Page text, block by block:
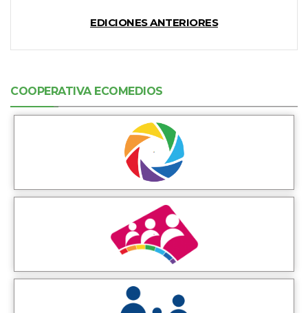
EDICIONES ANTERIORES
COOPERATIVA ECOMEDIOS